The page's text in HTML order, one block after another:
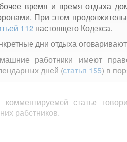
время и время отдыха
При этом
112 настоящего Кодекса.
дни отдыха
работники имеют
дней (статья 155) в
статье
работников.